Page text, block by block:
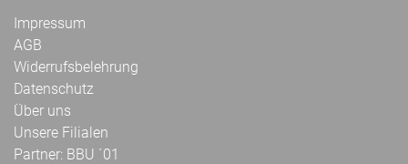
Impressum
AGB
Widerrufsbelehrung
Datenschutz
Über uns
Unsere Filialen
Partner: BBU ´01